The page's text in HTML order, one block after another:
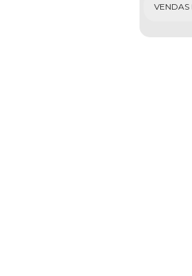
VENDAS